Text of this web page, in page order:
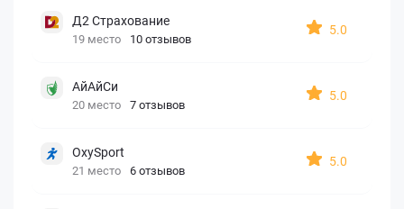
Д2 Страхование
19 место 10 отзывов
5.0
АйАйСи
20 место 7 отзывов
5.0
OxySport
21 место 6 отзывов
5.0